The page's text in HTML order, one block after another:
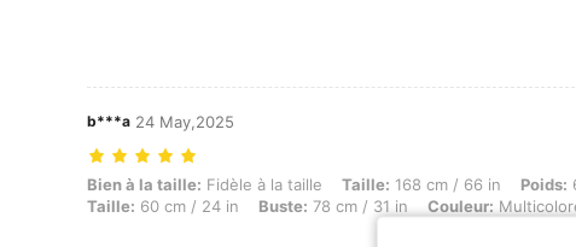
b***a 24 May,2025
Bien à la taille: Fidèle à la taille, Taille: 168 cm / 66 in, Poids: 60 kg /
Bien à la taille: Fidèle à la taille Taille: 168 cm / 66 in Poids:
Taille: 60 cm / 24 in Buste: 78 cm / 31 in Couleur: